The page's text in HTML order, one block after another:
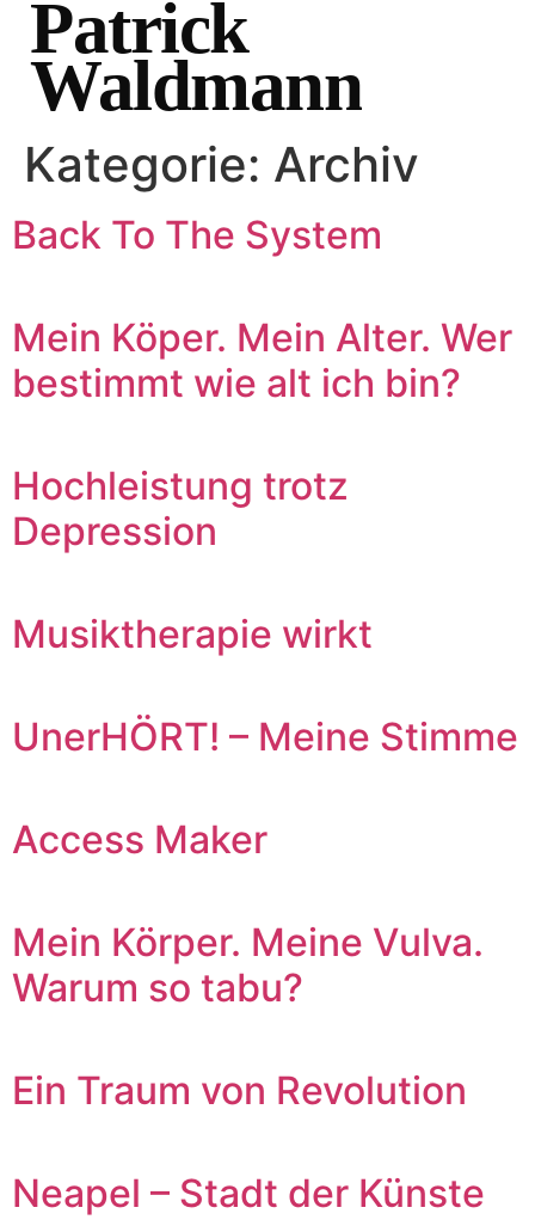
Patrick
Waldmann
Kategorie: Archiv
Back To The System
Mein Köper. Mein Alter. Wer
bestimmt wie alt ich bin?
Hochleistung trotz
Depression
Musiktherapie wirkt
UnerHÖRT! – Meine Stimme
Access Maker
Mein Körper. Meine Vulva.
Warum so tabu?
Ein Traum von Revolution
Neapel – Stadt der Künste